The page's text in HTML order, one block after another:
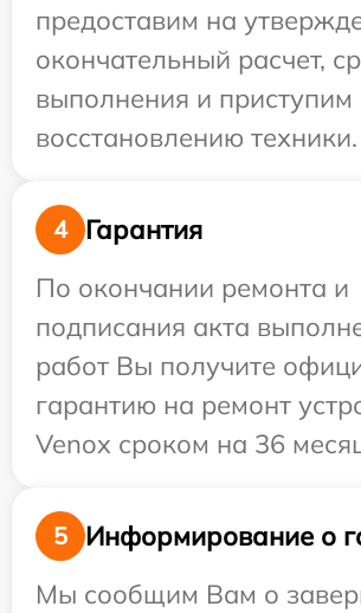
предоставим на
окончательный расчет,
выполнения и приступим
восстановлению техники.
4
Гарантия
По окончании ремонта и
подписания акта
работ Вы получите
гарантию на ремонт
Venox сроком на 36
5
Информирование о
Мы сообщим Вам о